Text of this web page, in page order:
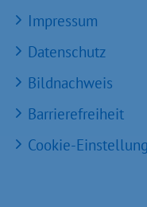
Impressum
Datenschutz
Bildnachweis
Barrierefreiheit
Cookie-